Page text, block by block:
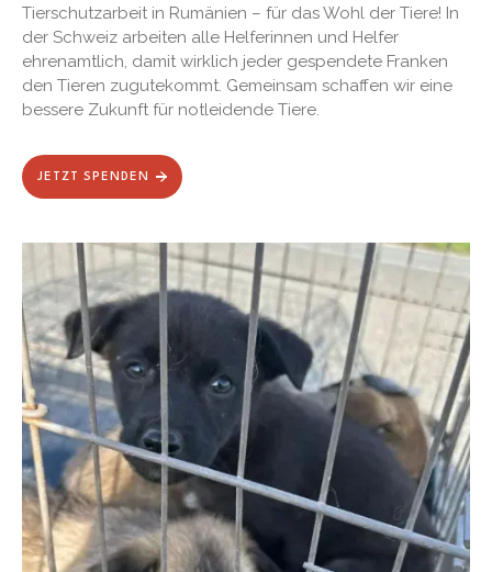
Tierschutzarbeit in Rumänien – für das Wohl der Tiere! In
der Schweiz arbeiten alle Helferinnen und Helfer
ehrenamtlich, damit wirklich jeder gespendete Franken
den Tieren zugutekommt. Gemeinsam schaffen wir eine
bessere Zukunft für notleidende Tiere.
JETZT SPENDEN